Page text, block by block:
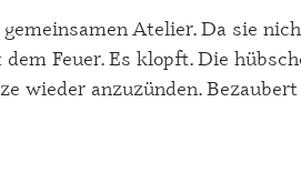
Atelier. Da sie
Feuer. Es klopft. Die
wieder anzuzünden. Bezaubert